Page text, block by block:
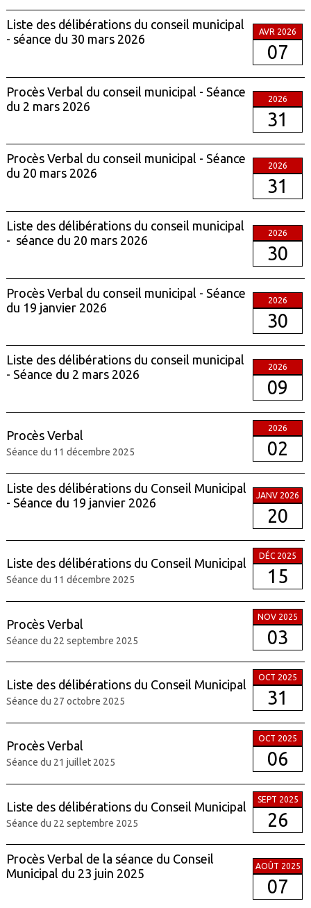
Liste des délibérations du conseil municipal
- séance du 30 mars 2026
AVR 2026
07
Procès Verbal du conseil municipal - Séance
du 2 mars 2026
2026
31
Procès Verbal du conseil municipal - Séance
du 20 mars 2026
2026
31
Liste des délibérations du conseil municipal
- séance du 20 mars 2026
2026
30
Procès Verbal du conseil municipal - Séance
du 19 janvier 2026
2026
30
Liste des délibérations du conseil municipal
- Séance du 2 mars 2026
2026
09
Procès Verbal
Séance du 11 décembre 2025
2026
02
Liste des délibérations du Conseil Municipal
- Séance du 19 janvier 2026
JANV 2026
20
Liste des délibérations du Conseil Municipal
Séance du 11 décembre 2025
DÉC 2025
15
Procès Verbal
Séance du 22 septembre 2025
NOV 2025
03
Liste des délibérations du Conseil Municipal
Séance du 27 octobre 2025
OCT 2025
31
Procès Verbal
Séance du 21 juillet 2025
OCT 2025
06
Liste des délibérations du Conseil Municipal
Séance du 22 septembre 2025
SEPT 2025
26
Procès Verbal de la séance du Conseil
Municipal du 23 juin 2025
AOÛT 2025
07